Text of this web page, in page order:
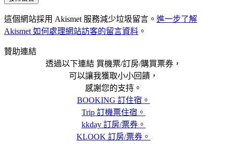
這個網站採用 Akismet 服務減少垃圾留言。 進一步了解
Akismet 如何處理網站訪客的留言資料 。
贊助連結
透過以下連結 買機票/訂房/購買票券，
可以讓我獲取小小回饋，
感謝您的支持。
BOOKING 訂住宿。
Trip 訂機票住宿。
kkday 訂房/票券。
KLOOK 訂房/票券。